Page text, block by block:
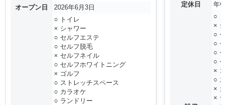
オープン日
2026年6月3日
○ トイレ
× シャワー
○ セルフエステ
○ セルフ脱毛
× セルフネイル
○ セルフホワイトニング
× ゴルフ
○ ストレッチスペース
○ カラオケ
○ ランドリー
定休日
年
○
×
○
○
○
○
×
○
×
×